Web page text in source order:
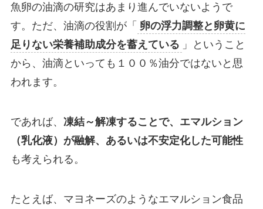
魚卵の油滴の研究はあまり進んでいないようで
す。ただ、油滴の役割が「 卵の浮力調整と卵黄に
足りない栄養補助成分を蓄えている 」ということ
から、油滴といっても１００％油分ではないと思
われます。
であれば、 凍結～解凍することで、エマルション
（乳化液）が融解、あるいは不安定化した可能性
も考えられる。
たとえば、マヨネーズのようなエマルション食品